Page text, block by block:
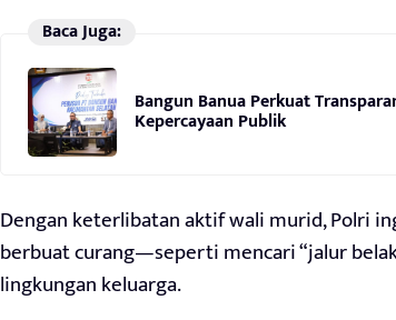
Baca Juga:
Bangun Banua Perkuat
Kepercayaan Publik
Dengan keterlibatan aktif wali murid, Polri
berbuat curang—seperti mencari “jalur
lingkungan keluarga.